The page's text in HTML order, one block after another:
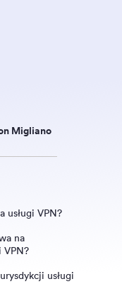
Migliano
usługi VPN?
na
VPN?
usługi